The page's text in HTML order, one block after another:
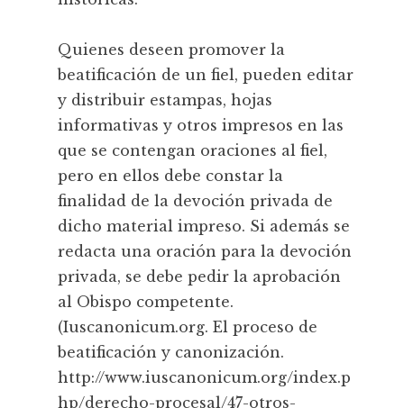
Quienes deseen promover la
beatificación de un fiel, pueden editar
y distribuir estampas, hojas
informativas y otros impresos en las
que se contengan oraciones al fiel,
pero en ellos debe constar la
finalidad de la devoción privada de
dicho material impreso. Si además se
redacta una oración para la devoción
privada, se debe pedir la aprobación
al Obispo competente.
(Iuscanonicum.org. El proceso de
beatificación y canonización.
http://www.iuscanonicum.org/index.p
hp/derecho-procesal/47-otros-